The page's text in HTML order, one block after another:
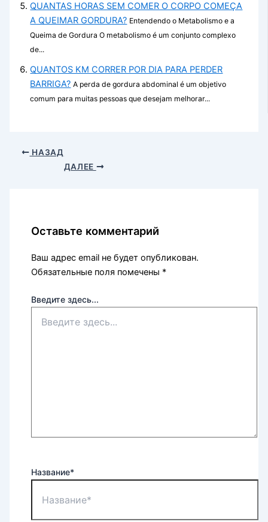
QUANTAS HORAS SEM COMER O CORPO COMEÇA
A QUEIMAR GORDURA? Entendendo o Metabolismo e a
Queima de Gordura O metabolismo é um conjunto complexo
de...
QUANTOS KM CORRER POR DIA PARA PERDER
BARRIGA? A perda de gordura abdominal é um objetivo
comum para muitas pessoas que desejam melhorar...
НАЗАД
ДАЛЕЕ
Оставьте комментарий
Ваш адрес email не будет опубликован.
Обязательные поля помечены *
Введите здесь...
Название*